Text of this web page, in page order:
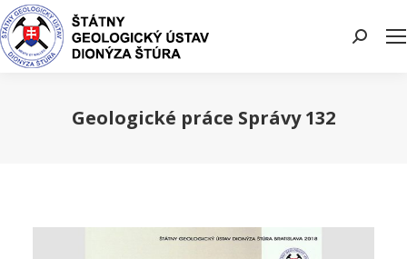
Search:
Geologické práce Správy 132